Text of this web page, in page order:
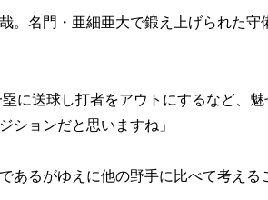
。名門・亜細亜大で鍛え上げられた守
に送球し打者をアウトにするなど、魅
ションだと思いますね」
あるがゆえに他の野手に比べて考える